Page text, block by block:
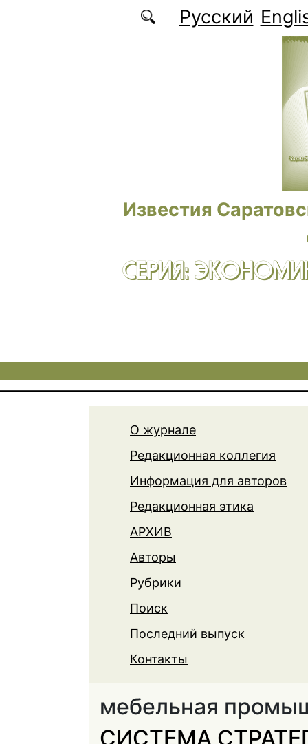
Перейти к основному содержаниюРусский
Известия
СЕРИЯ:
О журнале
Редакционная коллегия
Информация для авторов
Редакционная этика
АРХИВ
Авторы
Рубрики
Поиск
Последний выпуск
Контакты
мебельная
СИСТЕМА